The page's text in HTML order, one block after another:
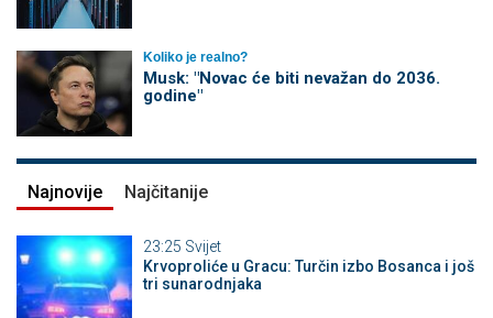
Koliko je realno?
Musk: "Novac će biti nevažan do 2036.
godine"
Najnovije Najčitanije
23:25 Svijet
Krvoproliće u Gracu: Turčin izbo Bosanca i još
tri sunarodnjaka